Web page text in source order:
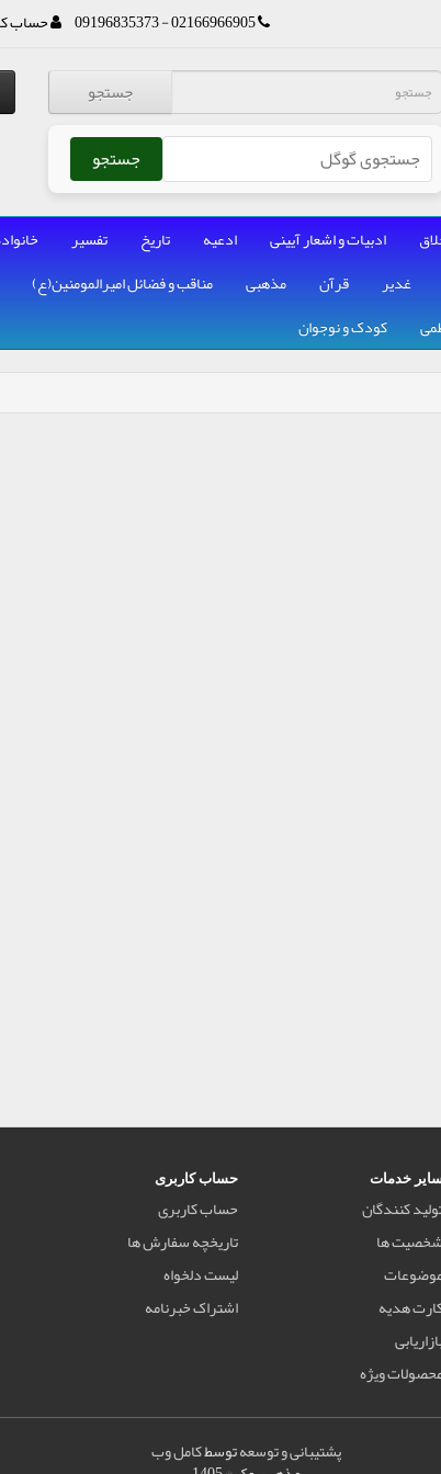
02166966905 - 09196835373 حساب
جستجو
جستجو
ادبیات و اشعار آیینی ادعیه تاریخ تفسیر
غدیر قرآن مذهبی مناقب و فضائل امیرالمومنین(ع)
کودک و نوجوان
خدمات
کنندگان
شخصیت ها
هدیه
ویژه
حساب کاربری
حساب کاربری
تاریخچه سفارش ها
لیست دلخواه
اشتراک خبرنامه
پشتیبانی و توسعهتوسطکامل وب